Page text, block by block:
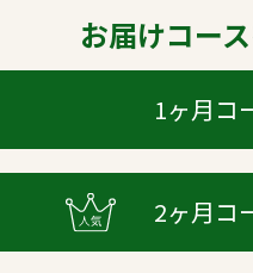
お届けコー
1ヶ月コ
2ヶ月コ